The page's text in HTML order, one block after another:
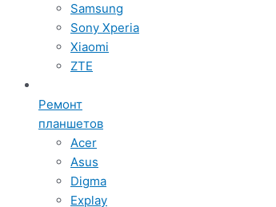
Samsung
Sony Xperia
Xiaomi
ZTE
Ремонт
планшетов
Acer
Asus
Digma
Explay